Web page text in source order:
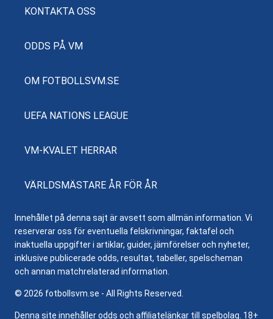
KONTAKTA OSS
ODDS PÅ VM
OM FOTBOLLSVM.SE
UEFA NATIONS LEAGUE
VM-KVALET HERRAR
VÄRLDSMÄSTARE ÅR FÖR ÅR
Innehållet på denna sajt är avsett som allmän information. Vi
reserverar oss för eventuella felskrivningar, faktafel och
inaktuella uppgifter i artiklar, guider, jämförelser och nyheter,
inklusive publicerade odds, resultat, tabeller, spelscheman
och annan matchrelaterad information.
© 2026 fotbollsvm.se - All Rights Reserved.
Denna site innehåller odds och affiliatelänkar till spelbolag. 18+